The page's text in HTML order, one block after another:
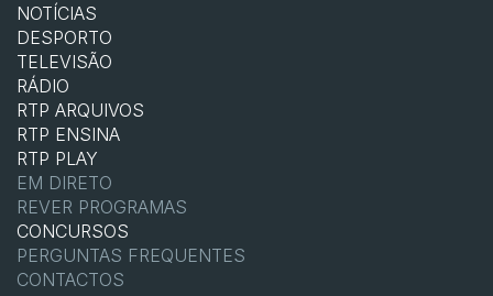
NOTÍCIAS
DESPORTO
TELEVISÃO
RÁDIO
RTP ARQUIVOS
RTP ENSINA
RTP PLAY
EM DIRETO
REVER PROGRAMAS
CONCURSOS
PERGUNTAS FREQUENTES
CONTACTOS